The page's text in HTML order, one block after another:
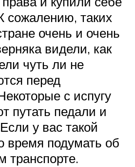
сожалению, таких
очень и очень
видели, как
чуть ли не
перед
с испугу
путать педали и
у вас такой
время подумать об
транспорте.